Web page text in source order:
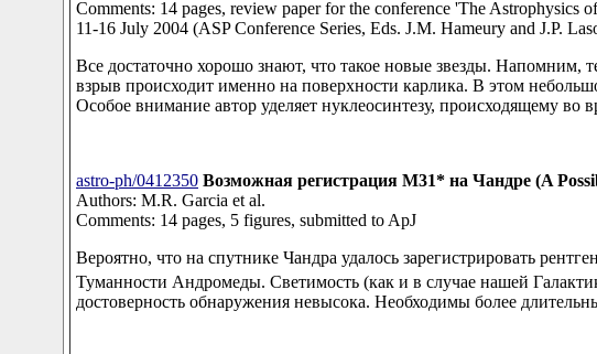
Comments: 14 pages, review paper for the conference 'The Astrophysics
11-16 July 2004 (ASP Conference Series, Eds. J.M. Hameury and J.P.
Все достаточно хорошо знают, что такое новые звезды.
взрыв происходит именно на поверхности карлика. В этом
Особое внимание автор уделяет нуклеосинтезу, происходящему во
astro-ph/0412350 Возможная регистрация M31* на Чандре (A
Authors: M.R. Garcia et al.
Comments: 14 pages, 5 figures, submitted to ApJ
Вероятно, что на спутнике Чандра удалось зарегистрировать
Туманности Андромеды. Светимость (как и в случае нашей
достоверность обнаружения невысока. Необходимы более